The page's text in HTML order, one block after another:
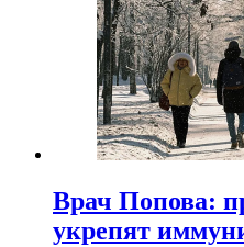
Врач Попова:
укрепят